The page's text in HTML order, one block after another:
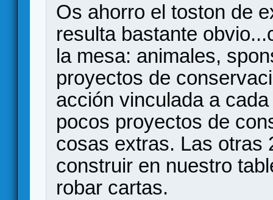
Os ahorro el toston de
resulta bastante
la mesa: animales,
proyectos de
acción vinculada a
pocos proyectos de
cosas extras. Las otras
construir en nuestro
robar cartas.